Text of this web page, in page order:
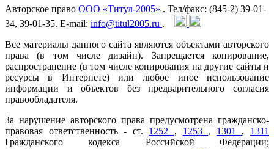
Авторское право ООО «Титул-2005» . Тел/факс: (845-2) 39-01-
34, 39-01-35. E-mail: info@titul2005.ru .
Все материалы данного сайта являются объектами авторского
права (в том числе дизайн). Запрещается копирование,
распространение (в том числе копирования на другие сайты и
ресурсы в Интернете) или любое иное использование
информации и объектов без предварительного согласия
правообладателя.
За нарушение авторского права предусмотрена гражданско-
правовая ответственность - ст. 1252 , 1253 , 1301 , 1311
Гражданского кодекса Российской Федерации;